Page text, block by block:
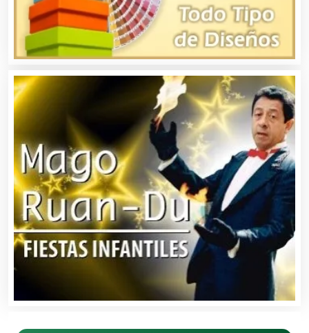
Autopartes Eléctricas
Balnearios
Bancos
Banquetes